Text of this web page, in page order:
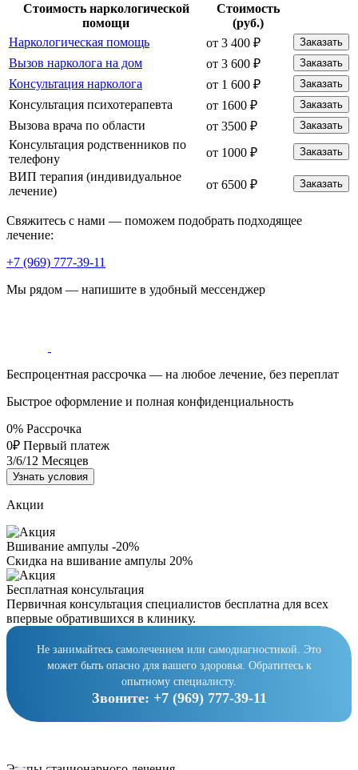
Стоимость наркологической
помощи
Стоимость
(руб.)
Наркологическая помощь
от 3 400 ₽ Заказать
Вызов нарколога на дом от 3 600 ₽ Заказать
Консультация нарколога от 1 600 ₽ Заказать
Консультация психотерапевта от 1600 ₽ Заказать
Вызова врача по области от 3500 ₽ Заказать
Консультация родственников по
телефону
от 1000 ₽ Заказать
ВИП терапия (индивидуальное
лечение)
от 6500 ₽ Заказать
Свяжитесь с нами — поможем подобрать подходящее
лечение:
+7 (969) 777-39-11
Мы рядом — напишите в удобный мессенджер
Беспроцентная рассрочка — на любое лечение, без переплат
Быстрое оформление и полная конфиденциальность
0% Рассрочка
0₽ Первый платеж
3/6/12 Месяцев
Узнать условия
Акции
Вшивание ампулы -20%
Скидка на вшивание ампулы 20%
Бесплатная консультация
Первичная консультация специалистов бесплатна для всех
впервые обратившихся в клинику.
Не занимайтесь самолечением или самодиагностикой. Это
может быть опасно для вашего здоровья. Обратитесь к
опытному специалисту.
Звоните: +7 (969) 777-39-11